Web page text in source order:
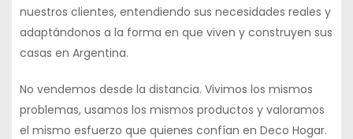
nuestros clientes, entendiendo sus necesidades reales y
adaptándonos a la forma en que viven y construyen sus
casas en Argentina.
No vendemos desde la distancia. Vivimos los mismos
problemas, usamos los mismos productos y valoramos
el mismo esfuerzo que quienes confían en Deco Hogar.